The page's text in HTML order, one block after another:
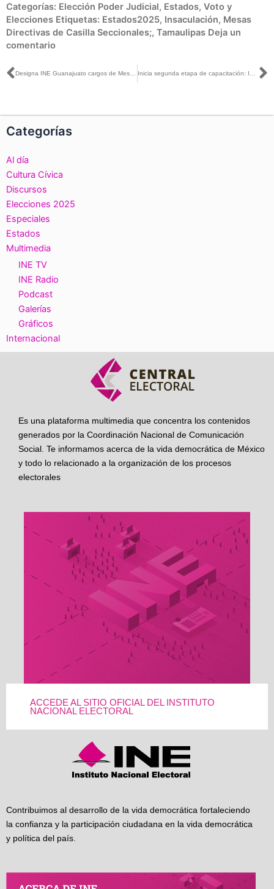
Categorías: Elección Poder Judicial, Estados, Voto y
Elecciones Etiquetas: Estados2025, Insaculación, Mesas
Directivas de Casilla Seccionales;, Tamaulipas Deja un
comentario
Ant
Categorías
Al día
Cultura Cívica
Discursos
Elecciones 2025
Especiales
Estados
Multimedia
INE TV
INE Radio
Podcast
Galerías
Gráficos
Internacional
Es una plataforma multimedia que concentra los contenidos
generados por la Coordinación Nacional de Comunicación
Social. Te informamos acerca de la vida democrática de México
y todo lo relacionado a la organización de los procesos
electorales
ACCEDE AL SITIO OFICIAL DEL INSTITUTO
NACIONAL ELECTORAL
Contribuimos al desarrollo de la vida democrática fortaleciendo
la confianza y la participación ciudadana en la vida democrática
y política del país.